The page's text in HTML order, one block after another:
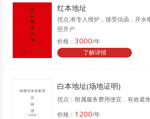
红本地址
优点:有专人维护，接受信函，开水
照开户
价格： 3000/年
了解详情
白本地址(场地证明)
优点：附属服务费用便宜，有效避
价格： 1200/年